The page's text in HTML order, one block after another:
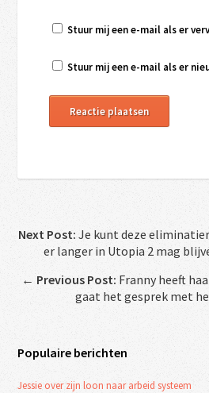
Stuur mij een e-mail als er
Stuur mij een e-mail als er
Next Post:Je kunt deze
er langer in Utopia 2 mag
← Previous Post: Franny heeft
gaat het gesprek met
Populaire berichten
Jessie over zijn loon naar arbeid systeem